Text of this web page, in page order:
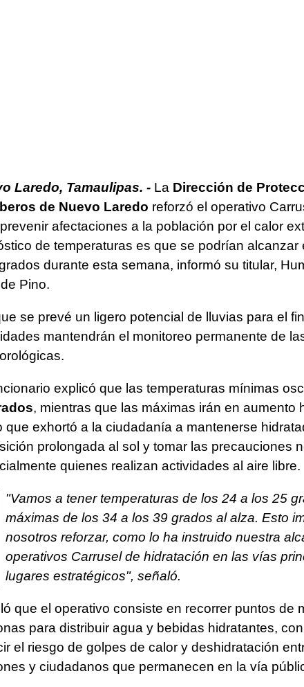
Laredo, Tamaulipas. - La Dirección de
de Nuevo Laredo reforzó el operativo
afectaciones a la población por el calor
de temperaturas es que se podrían alcanzar
durante esta semana, informó su titular,
Pino.
se prevé un ligero potencial de lluvias para el
mantendrán el monitoreo permanente de
explicó que las temperaturas mínimas
, mientras que las máximas irán en aumento
que exhortó a la ciudadanía a mantenerse
prolongada al sol y tomar las precauciones
quienes realizan actividades al aire libre.
"Vamos a tener temperaturas de los 24 a los 25
máximas de los 34 a los 39 grados al alza. Esto
nosotros reforzar, como lo ha instruido nuestra
operativos Carrusel de hidratación en las vías
lugares estratégicos", señaló.
que el operativo consiste en recorrer puntos de
para distribuir agua y bebidas hidratantes,
el riesgo de golpes de calor y deshidratación
y ciudadanos que permanecen en la vía